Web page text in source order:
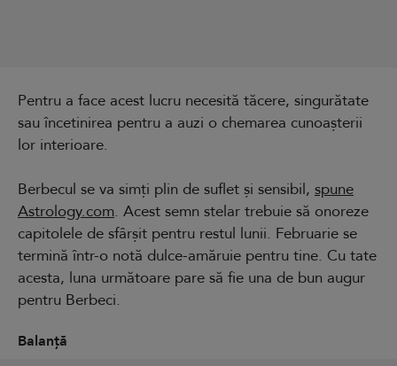
Pentru a face acest lucru necesită tăcere, singurătate
sau încetinirea pentru a auzi o chemarea cunoașterii
lor interioare.
Berbecul se va simți plin de suflet și sensibil, spune
Astrology.com. Acest semn stelar trebuie să onoreze
capitolele de sfârșit pentru restul lunii. Februarie se
termină într-o notă dulce-amăruie pentru tine. Cu tate
acesta, luna următoare pare să fie una de bun augur
pentru Berbeci.
Balanță